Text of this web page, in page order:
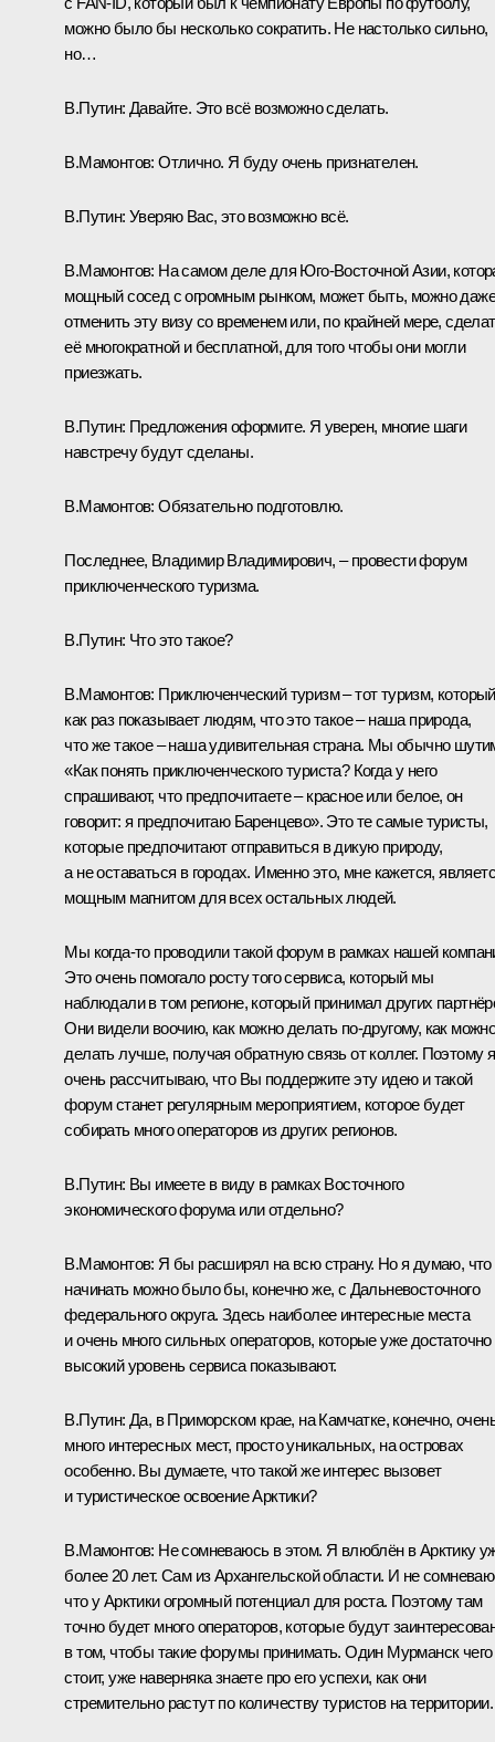
можно было бы несколько сократить. Не настолько сильно,
но…
В.Путин: Давайте. Это всё возможно сделать.
В.Мамонтов: Отлично. Я буду очень признателен.
В.Путин: Уверяю Вас, это возможно всё.
В.Мамонтов: На самом деле для Юго-Восточной Азии,
мощный сосед с огромным рынком, может быть, можно даже
отменить эту визу со временем или, по крайней мере,
её многократной и бесплатной, для того чтобы они могли
приезжать.
В.Путин: Предложения оформите. Я уверен, многие шаги
навстречу будут сделаны.
В.Мамонтов: Обязательно подготовлю.
Последнее, Владимир Владимирович, – провести форум
приключенческого туризма.
В.Путин: Что это такое?
В.Мамонтов: Приключенческий туризм – тот туризм, который
как раз показывает людям, что это такое – наша природа,
что же такое – наша удивительная страна. Мы обычно
«Как понять приключенческого туриста? Когда у него
спрашивают, что предпочитаете – красное или белое, он
говорит: я предпочитаю Баренцево». Это те самые туристы,
которые предпочитают отправиться в дикую природу,
а не оставаться в городах. Именно это, мне кажется,
мощным магнитом для всех остальных людей.
Мы когда-то проводили такой форум в рамках нашей
Это очень помогало росту того сервиса, который мы
наблюдали в том регионе, который принимал других
Они видели воочию, как можно делать по-другому, как
делать лучше, получая обратную связь от коллег. Поэтому я
очень рассчитываю, что Вы поддержите эту идею и такой
форум станет регулярным мероприятием, которое будет
собирать много операторов из других регионов.
В.Путин: Вы имеете в виду в рамках Восточного
экономического форума или отдельно?
В.Мамонтов: Я бы расширял на всю страну. Но я думаю, что
начинать можно было бы, конечно же, с Дальневосточного
федерального округа. Здесь наиболее интересные места
и очень много сильных операторов, которые уже достаточно
высокий уровень сервиса показывают.
В.Путин: Да, в Приморском крае, на Камчатке, конечно,
много интересных мест, просто уникальных, на островах
особенно. Вы думаете, что такой же интерес вызовет
и туристическое освоение Арктики?
В.Мамонтов: Не сомневаюсь в этом. Я влюблён в Арктику
более 20 лет. Сам из Архангельской области. И не
что у Арктики огромный потенциал для роста. Поэтому там
точно будет много операторов, которые будут
в том, чтобы такие форумы принимать. Один Мурманск чего
стоит, уже наверняка знаете про его успехи, как они
стремительно растут по количеству туристов на территории.